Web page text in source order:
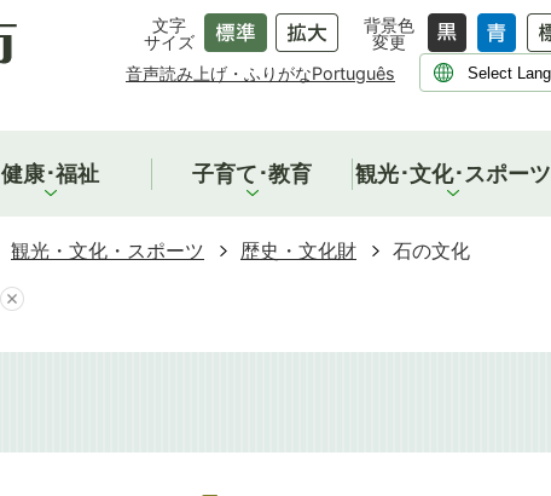
文字
サイズ
背景色
変更
音声読み上げ・ふりがなPortuguês
健康･福祉 子育て･教育 観光･文化･スポーツ
観光・文化・スポーツ 歴史・文化財
石の文化